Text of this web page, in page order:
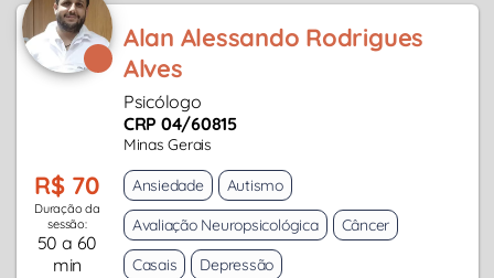
Alan Alessando Rodrigues
Alves
Psicólogo
CRP 04/60815
Minas Gerais
R$ 70
Duração da
sessão:
50 a 60
min
Ansiedade
Autismo
Avaliação Neuropsicológica
Câncer
Casais
Depressão